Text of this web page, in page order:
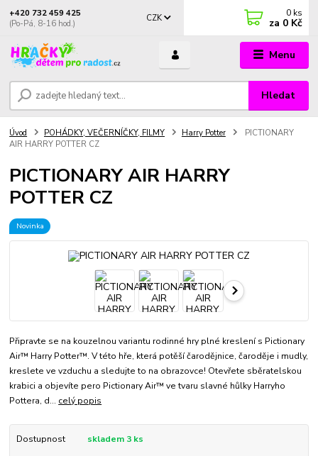
Menu
CZK
Hledat
+420 732 459 425
(Po-Pá, 8-16 hod.)
0 ks
za 0 Kč
Úvod POHÁDKY, VEČERNÍČKY, FILMY Harry Potter
PICTIONARY
AIR HARRY POTTER CZ
PICTIONARY AIR HARRY
POTTER CZ
Novinka
Připravte se na kouzelnou variantu rodinné hry plné kreslení s Pictionary
Air™ Harry Potter™. V této hře, která potěší čarodějnice, čaroděje i mudly,
kreslete ve vzduchu a sledujte to na obrazovce! Otevřete sběratelskou
krabici a objevíte pero Pictionary Air™ ve tvaru slavné hůlky Harryho
Pottera, d... celý popis
Dostupnost skladem 3 ks